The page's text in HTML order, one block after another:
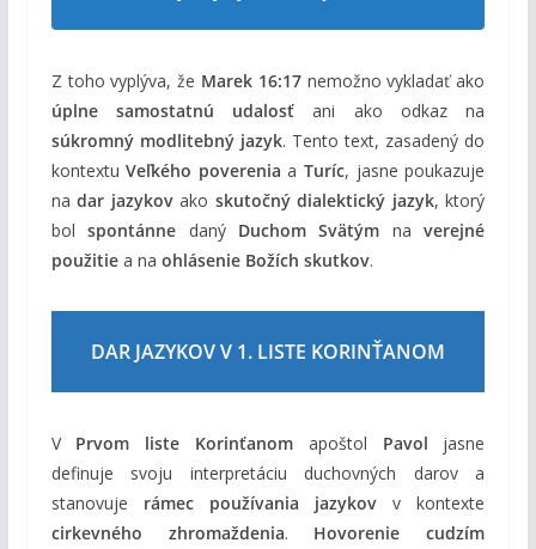
Z toho vyplýva, že Marek 16:17nemožno vykladať ako
úplne samostatnú udalosť ani ako odkaz na
súkromný modlitebný jazyk. Tento text, zasadený do
kontextuVeľkého poverenia aTuríc, jasne poukazuje
nadar jazykovako skutočný dialektický jazyk, ktorý
bolspontánne daný Duchom Svätým naverejné
použitiea na ohlásenie Božích skutkov.
DAR JAZYKOV V 1. LISTE KORINŤANOM
V Prvom liste Korinťanom apoštol Pavol jasne
definuje svoju interpretáciu duchovných darov a
stanovuje rámec používania jazykov v kontexte
cirkevného zhromaždenia. Hovorenie cudzím